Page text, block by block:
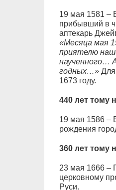
19 мая 1581 –
прибывший в
аптекарь
«Месяца мая
приятелю
наученного…
годных…»Для
1673 году.
440 лет тому
19 мая 1586 –
рождения
360 лет тому
23 мая 1666 –
церковному
Руси.